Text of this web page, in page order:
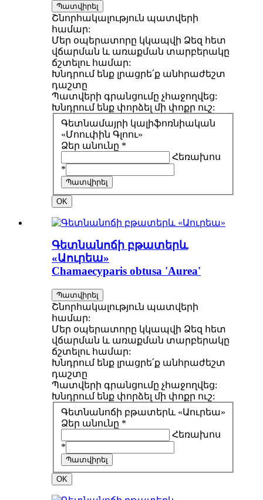
Պատվիրել
Շնորհակալություն պատվերի
համար:
Մեր օպերատորը կկապվի Ձեզ հետ
վճարման և առաքման տարբերակը
ճշտելու համար:
Խնդրում ենք լրացրե՛ք անհրաժեշտ
դաշտը
Պատվերի գրանցումը չհաջողվեց:
Խնդրում ենք փորձել մի փոքր ուշ:
Գետնամայրի կալիֆոռնիական
«Մոուփին Գլոու»
Ձեր անունը *
Հեռախոս
*
Պատվիրել
OK
Գետնանոճի բթատերև
«Աուրեա»
Chamaecyparis obtusa 'Aurea'
Պատվիրել
Շնորհակալություն պատվերի
համար:
Մեր օպերատորը կկապվի Ձեզ հետ
վճարման և առաքման տարբերակը
ճշտելու համար:
Խնդրում ենք լրացրե՛ք անհրաժեշտ
դաշտը
Պատվերի գրանցումը չհաջողվեց:
Խնդրում ենք փորձել մի փոքր ուշ:
Գետնանոճի բթատերև «Աուրեա»
Ձեր անունը *
Հեռախոս
*
Պատվիրել
OK